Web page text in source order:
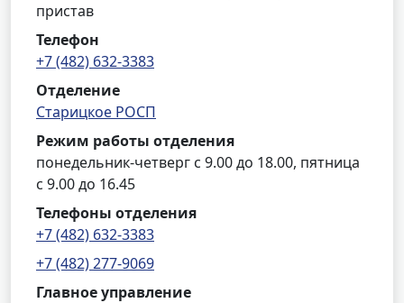
пристав
Телефон
+7 (482) 632-3383
Отделение
Старицкое РОСП
Режим работы отделения
понедельник-четверг с 9.00 до 18.00, пятница
с 9.00 до 16.45
Телефоны отделения
+7 (482) 632-3383
+7 (482) 277-9069
Главное управление